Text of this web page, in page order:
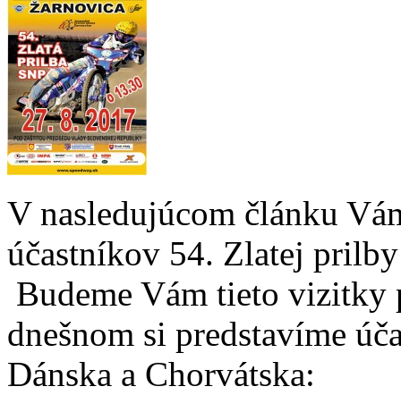
V nasledujúcom článku
účastníkov 54. Zlatej
Budeme Vám tieto vizitky
dnešnom si predstavíme
Dánska a Chorvátska: